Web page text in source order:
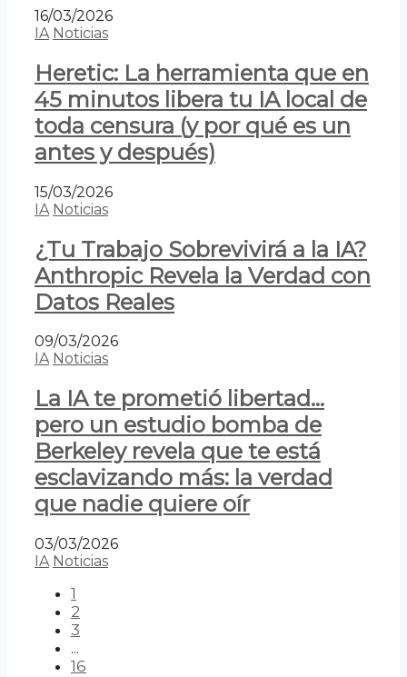
16/03/2026
IA Noticias
Heretic: La herramienta que en
45 minutos libera tu IA local de
toda censura (y por qué es un
antes y después)
15/03/2026
IA Noticias
¿Tu Trabajo Sobrevivirá a la IA?
Anthropic Revela la Verdad con
Datos Reales
09/03/2026
IA Noticias
La IA te prometió libertad…
pero un estudio bomba de
Berkeley revela que te está
esclavizando más: la verdad
que nadie quiere oír
03/03/2026
IA Noticias
1
2
3
...
16